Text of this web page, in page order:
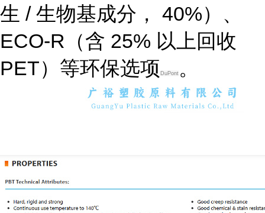
生 / 生物基成分， 40%）、
ECO-R（含 25% 以上回收
PET）等环保选项 DuPont 。